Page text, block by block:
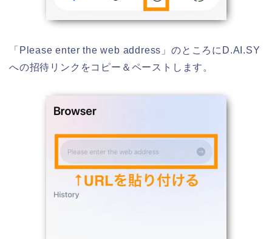
「Please enter the web address」のところにD.AI.SY
への招待リンクをコピー＆ペーストします。